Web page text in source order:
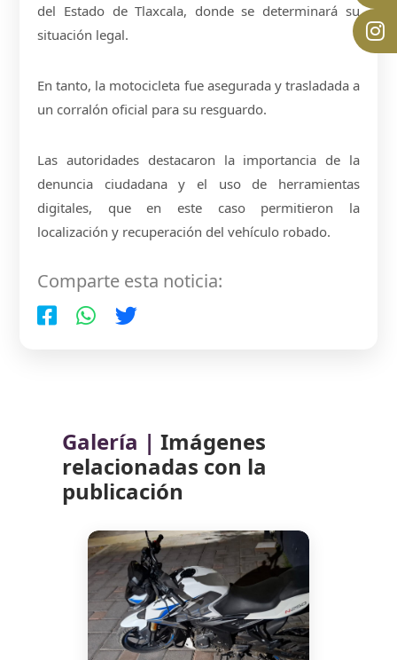
del Estado de Tlaxcala, donde se determinará su
situación legal.
En tanto, la motocicleta fue asegurada y trasladada a
un corralón oficial para su resguardo.
Las autoridades destacaron la importancia de la
denuncia ciudadana y el uso de herramientas
digitales, que en este caso permitieron la
localización y recuperación del vehículo robado.
Comparte esta noticia:
Galería | Imágenes
relacionadas con la
publicación